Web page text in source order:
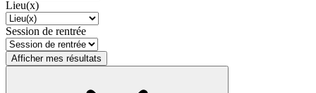
Lieu(x)
Session de rentrée
Afficher mes résultats